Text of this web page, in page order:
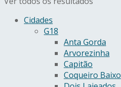
Cidades
G18
Anta Gorda
Arvorezinha
Capitão
Coqueiro Baixo